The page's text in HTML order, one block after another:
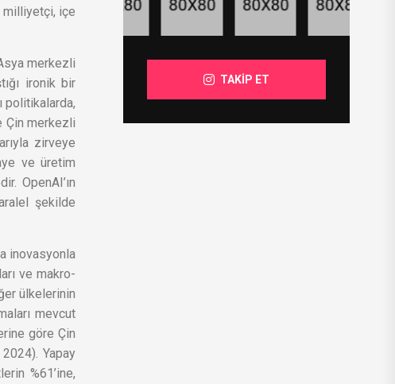
milliyetçi, içe
merkezli
ironik bir
politikalarda,
Çin merkezli
zirveye
ve üretim
OpenAI’ın
şekilde
inovasyonla
ve makro-
ülkelerinin
mevcut
göre Çin
Yapay
%61’ine,
TAKİP ET